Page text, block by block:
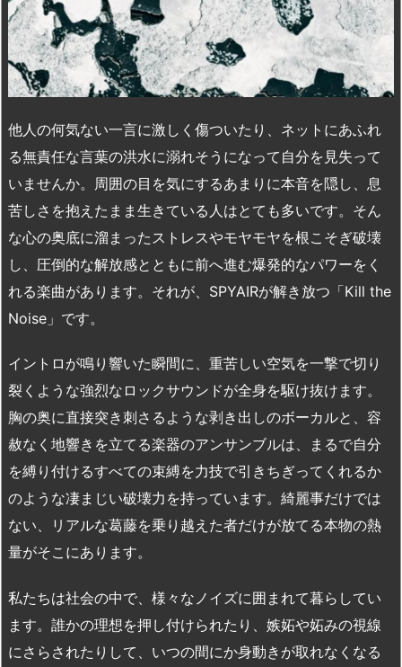
他人の何気ない一言に激しく傷ついたり、ネットにあふれ
る無責任な言葉の洪水に溺れそうになって自分を見失って
いませんか。周囲の目を気にするあまりに本音を隠し、息
苦しさを抱えたまま生きている人はとても多いです。そん
な心の奥底に溜まったストレスやモヤモヤを根こそぎ破壊
し、圧倒的な解放感とともに前へ進む爆発的なパワーをく
れる楽曲があります。それが、SPYAIRが解き放つ「Kill the
Noise」です。
イントロが鳴り響いた瞬間に、重苦しい空気を一撃で切り
裂くような強烈なロックサウンドが全身を駆け抜けます。
胸の奥に直接突き刺さるような剥き出しのボーカルと、容
赦なく地響きを立てる楽器のアンサンブルは、まるで自分
を縛り付けるすべての束縛を力技で引きちぎってくれるか
のような凄まじい破壊力を持っています。綺麗事だけでは
ない、リアルな葛藤を乗り越えた者だけが放てる本物の熱
量がそこにあります。
私たちは社会の中で、様々なノイズに囲まれて暮らしてい
ます。誰かの理想を押し付けられたり、嫉妬や妬みの視線
にさらされたりして、いつの間にか身動きが取れなくなる